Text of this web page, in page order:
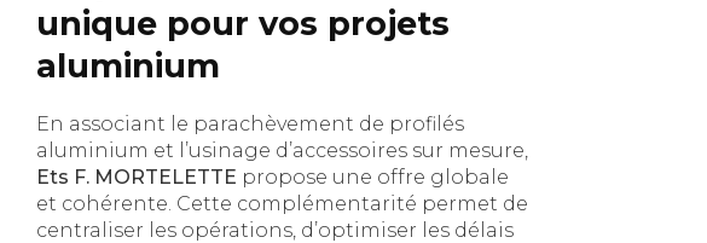
unique pour vos projets
aluminium
En associant le parachèvement de profilés
aluminium et l’usinage d’accessoires sur mesure,
Ets F. MORTELETTE propose une offre globale
et cohérente. Cette complémentarité permet de
centraliser les opérations, d’optimiser les délais